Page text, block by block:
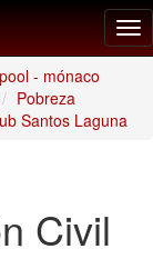
- mónaco
Pobreza
Santos Laguna
Civil